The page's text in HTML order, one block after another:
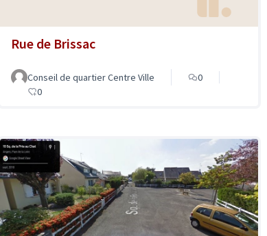
Rue de Brissac
Conseil de quartier Centre Ville
0
0